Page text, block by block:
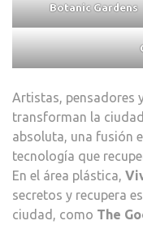
Botanic Gardens
Artistas, pensadores
transforman la
absoluta, una fusión
tecnología que
En el área plástica,
secretos y recupera
ciudad, como The